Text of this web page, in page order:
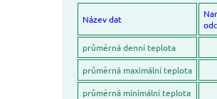
Název dat
průměrná denní teplota
průměrná maximální teplota
průměrná minimální teplota